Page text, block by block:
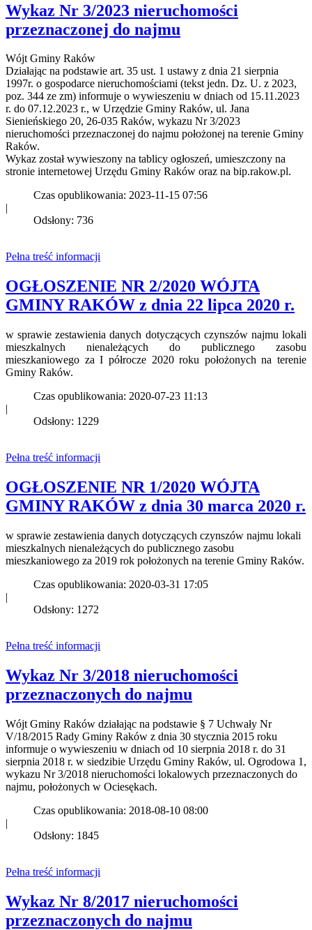
Wykaz Nr 3/2023 nieruchomości
przeznaczonej do najmu
Wójt Gminy Raków
Działając na podstawie art. 35 ust. 1 ustawy z dnia 21 sierpnia
1997r. o gospodarce nieruchomościami (tekst jedn. Dz. U. z 2023,
poz. 344 ze zm) informuje o wywieszeniu w dniach od 15.11.2023
r. do 07.12.2023 r., w Urzędzie Gminy Raków, ul. Jana
Sienieńskiego 20, 26-035 Raków, wykazu Nr 3/2023
nieruchomości przeznaczonej do najmu położonej na terenie Gminy
Raków.
Wykaz został wywieszony na tablicy ogłoszeń, umieszczony na
stronie internetowej Urzędu Gminy Raków oraz na bip.rakow.pl.
Czas opublikowania: 2023-11-15 07:56
|
Odsłony: 736
Pełna treść informacji
OGŁOSZENIE NR 2/2020 WÓJTA
GMINY RAKÓW z dnia 22 lipca 2020 r.
w sprawie zestawienia danych dotyczących czynszów najmu lokali
mieszkalnych nienależących do publicznego zasobu
mieszkaniowego za I półrocze 2020 roku położonych na terenie
Gminy Raków.
Czas opublikowania: 2020-07-23 11:13
|
Odsłony: 1229
Pełna treść informacji
OGŁOSZENIE NR 1/2020 WÓJTA
GMINY RAKÓW z dnia 30 marca 2020 r.
w sprawie zestawienia danych dotyczących czynszów najmu lokali
mieszkalnych nienależących do publicznego zasobu
mieszkaniowego za 2019 rok położonych na terenie Gminy Raków.
Czas opublikowania: 2020-03-31 17:05
|
Odsłony: 1272
Pełna treść informacji
Wykaz Nr 3/2018 nieruchomości
przeznaczonych do najmu
Wójt Gminy Raków działając na podstawie § 7 Uchwały Nr
V/18/2015 Rady Gminy Raków z dnia 30 stycznia 2015 roku
informuje o wywieszeniu w dniach od 10 sierpnia 2018 r. do 31
sierpnia 2018 r. w siedzibie Urzędu Gminy Raków, ul. Ogrodowa 1,
wykazu Nr 3/2018 nieruchomości lokalowych przeznaczonych do
najmu, położonych w Ociesękach.
Czas opublikowania: 2018-08-10 08:00
|
Odsłony: 1845
Pełna treść informacji
Wykaz Nr 8/2017 nieruchomości
przeznaczonych do najmu